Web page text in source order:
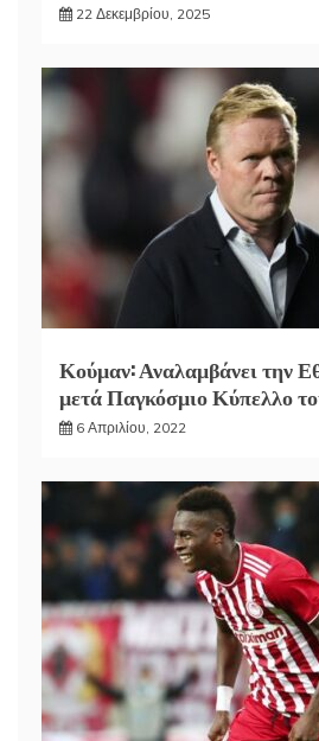
22 Δεκεμβρίου, 2025
Κούμαν: Αναλαμβάνει την
μετά Παγκόσμιο Κύπελλο
6 Απριλίου, 2022